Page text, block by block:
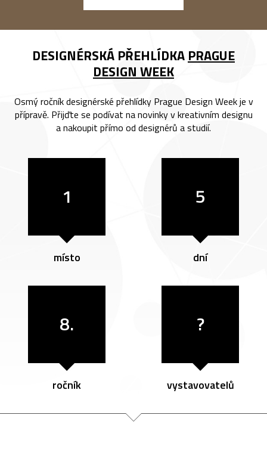
DESIGNÉRSKÁ PŘEHLÍDKA PRAGUE
DESIGN WEEK
Osmý ročník designérské přehlídky Prague Design Week je v
přípravě. Přijďte se podívat na novinky v kreativním designu
a nakoupit přímo od designérů a studií.
1
místo
5
dní
8.
ročník
?
vystavovatelů